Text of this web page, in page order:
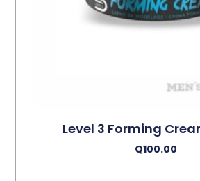
Level 3 Forming
Q100.00